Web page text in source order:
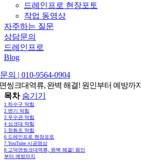
드레인프로 현장포토
작업 동영상
자주하는 질문
상담문의
드레인프로
Blog
의 | 010-9564-0904
씽크대역류, 완벽 해결! 원인부터 예방까지
목차 숨기기
1 하수구 막힘
2 변기 막힘
3 우수관 막힘
4 싱크대 막힘
5 정화조 막힘
6 드레인프로 현장포토
7 YouTube 시공영상
8 고덕면씽크대역류, 완벽 해결! 원인
부터 예방까지